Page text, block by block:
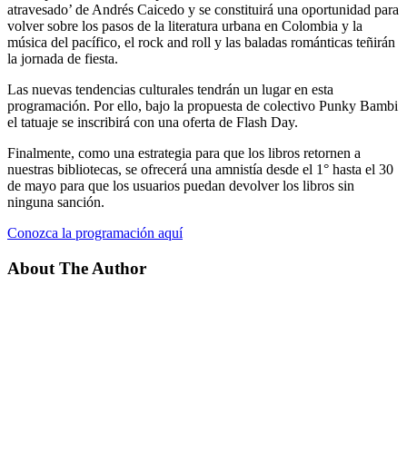
atravesado’ de Andrés Caicedo y se constituirá una oportunidad para
volver sobre los pasos de la literatura urbana en Colombia y la
música del pacífico, el rock and roll y las baladas románticas teñirán
la jornada de fiesta.
Las nuevas tendencias culturales tendrán un lugar en esta
programación. Por ello, bajo la propuesta de colectivo Punky Bambi
el tatuaje se inscribirá con una oferta de Flash Day.
Finalmente, como una estrategia para que los libros retornen a
nuestras bibliotecas, se ofrecerá una amnistía desde el 1° hasta el 30
de mayo para que los usuarios puedan devolver los libros sin
ninguna sanción.
Conozca la programación aquí
About The Author